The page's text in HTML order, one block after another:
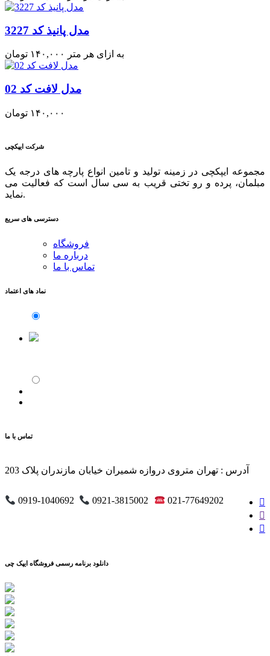
مدل پانیذ کد 3227
۱۴۰,۰۰۰ تومان به ازای هر متر
مدل لافت کد 02
۱۴۰,۰۰۰ تومان
شرکت ایپکچی
مجموعه ایپکچی در زمینه تولید و تامین انواع پارچه های درجه یک
مبلمان، پرده و رو تختی قریب به سی سال است که فعالیت می
نماید.
دسترسی های سریع
فروشگاه
درباره ما
تماس با ما
نماد های اعتماد
تماس با ما
آدرس : تهران متروی دروازه شمیران خیابان مازندران پلاک 203
0919-1040692 0921-3815002 021-77649202
دانلود برنامه رسمی فروشگاه ایپک چی